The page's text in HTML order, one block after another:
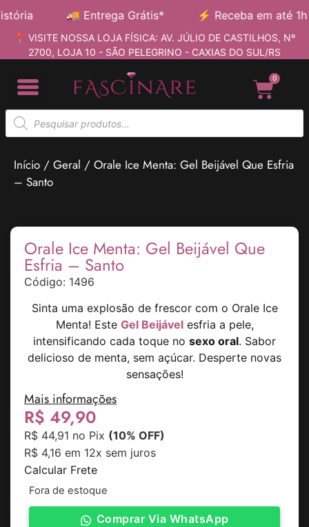
Entrega Grátis* Receba em até 1h
📍 VISITE NOSSA LOJA FÍSICA: AV. JÚLIO DE CASTILHOS, Nº
2700, LOJA 10 - SÃO PELEGRINO - CAXIAS DO SUL/RS
0
Início / Geral / Orale Ice Menta: Gel Beijável Que Esfria
– Santo
Orale Ice Menta: Gel Beijável Que
Esfria – Santo
Código: 1496
Sinta uma explosão de frescor com o Orale Ice
Menta! Este Gel Beijável esfria a pele,
intensificando cada toque no sexo oral. Sabor
delicioso de menta, sem açúcar. Desperte novas
sensações!
Mais informações
R$ 49,90
R$ 44,91 no Pix (10% OFF)
R$ 4,16 em 12x sem juros
Calcular Frete
Fora de estoque
Comprar Via WhatsApp